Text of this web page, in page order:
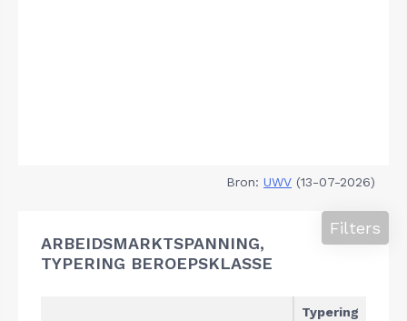
Bron: UWV (13-07-2026)
ARBEIDSMARKTSPANNING,
TYPERING BEROEPSKLASSE
Filters